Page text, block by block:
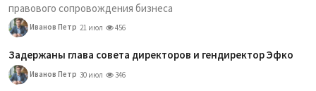
правового сопровождения бизнеса
Иванов Петр 21 июл 456
Задержаны глава совета директоров и гендиректор Эфко
Иванов Петр 30 июл 346